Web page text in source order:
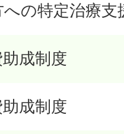
の特定治療支
成制度
成制度